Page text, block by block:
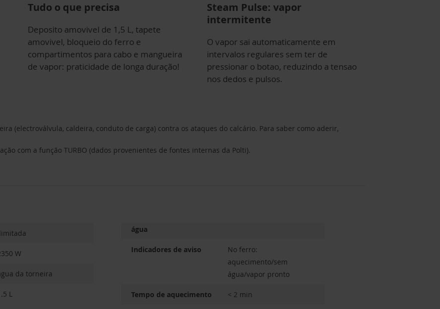
Tudo o que precisa
Deposito amovivel de 1,5 L, tapete
amovivel, bloqueio do ferro e
compartimentos para cabo e mangueira
de vapor: praticidade de longa duração!
Steam Pulse: vapor
intermitente
O vapor sai automaticamente em
intervalos regulares sem ter de
pressionar o botao, reduzindo a tensao
nos dedos e pulsos.
(electroválvula, caldeira, conduto de carga) contra os ataques do calcário. Para saber como aderir,
com a função TURBO (dados provenientes de fontes internas da Polti).
W
da torneira
L
água
Indicadores de aviso
No ferro:
aquecimento/sem
água/vapor pronto
Tempo de aquecimento < 2 min